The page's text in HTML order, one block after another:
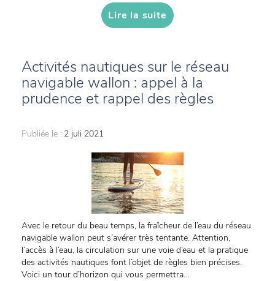
Lire la suite
Activités nautiques sur le réseau
navigable wallon : appel à la
prudence et rappel des règles
Publiée le : 2 juli 2021
Avec le retour du beau temps, la fraîcheur de l’eau du réseau
navigable wallon peut s’avérer très tentante. Attention,
l’accès à l’eau, la circulation sur une voie d’eau et la pratique
des activités nautiques font l’objet de règles bien précises.
Voici un tour d’horizon qui vous permettra...